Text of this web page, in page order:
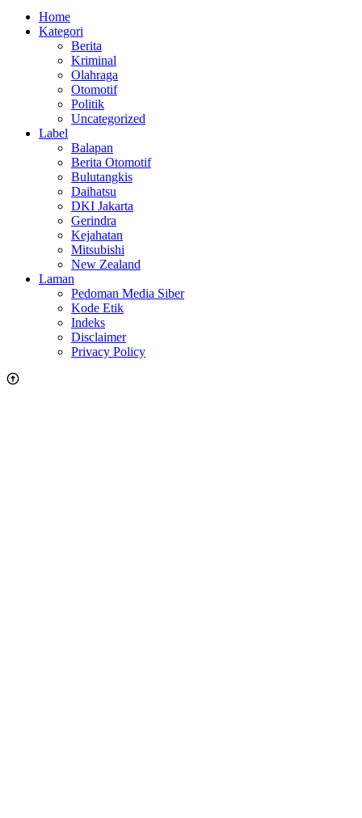
Home
Kategori
Berita
Kriminal
Olahraga
Otomotif
Politik
Uncategorized
Label
Balapan
Berita Otomotif
Bulutangkis
Daihatsu
DKI Jakarta
Gerindra
Kejahatan
Mitsubishi
New Zealand
Laman
Pedoman Media Siber
Kode Etik
Indeks
Disclaimer
Privacy Policy